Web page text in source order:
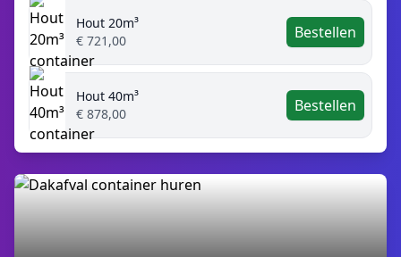
Hout 20m³
€ 721,00
Bestellen
Hout 40m³
€ 878,00
Bestellen